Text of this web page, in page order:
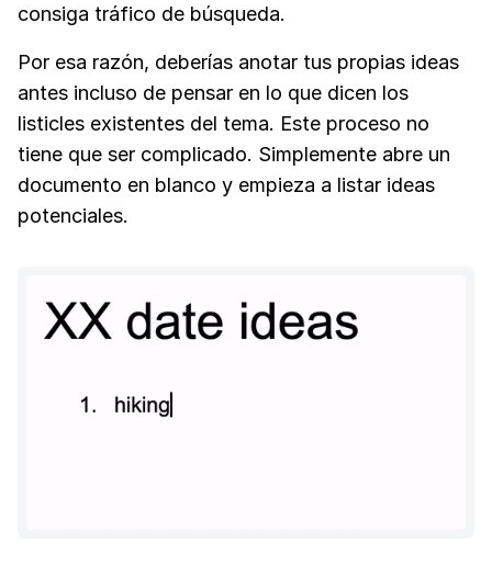
consiga tráfico de búsqueda.
Por esa razón, deberías anotar tus propias ideas
antes incluso de pensar en lo que dicen los
listicles existentes del tema. Este proceso no
tiene que ser complicado. Simplemente abre un
documento en blanco y empieza a listar ideas
potenciales.